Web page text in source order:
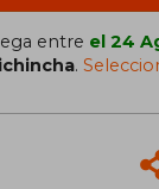
entre el 24
.